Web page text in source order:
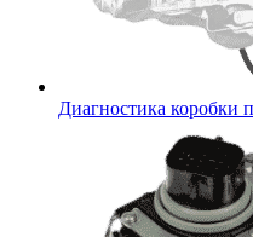
Диагностика коробки